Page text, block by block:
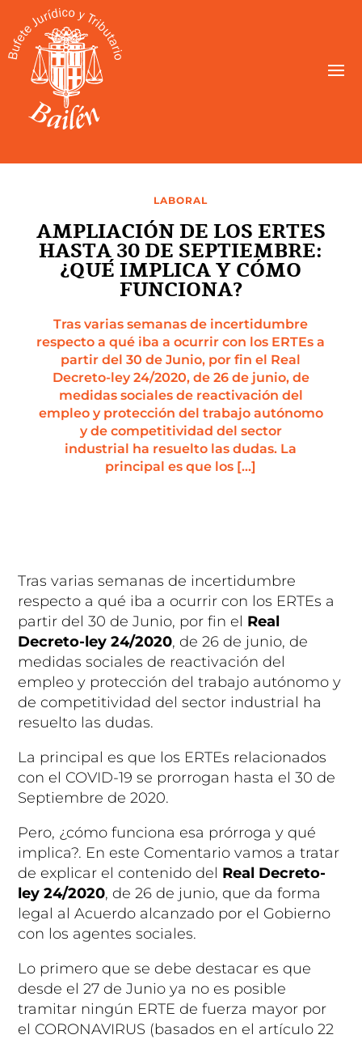
LABORAL
AMPLIACIÓN DE LOS ERTES
HASTA 30 DE SEPTIEMBRE:
¿QUÉ IMPLICA Y CÓMO
FUNCIONA?
Tras varias semanas de incertidumbre
respecto a qué iba a ocurrir con los ERTEs a
partir del 30 de Junio, por fin el Real
Decreto-ley 24/2020, de 26 de junio, de
medidas sociales de reactivación del
empleo y protección del trabajo autónomo
y de competitividad del sector
industrial ha resuelto las dudas. La
principal es que los […]
Tras varias semanas de incertidumbre
respecto a qué iba a ocurrir con los ERTEs a
partir del 30 de Junio, por fin el Real
Decreto-ley 24/2020, de 26 de junio, de
medidas sociales de reactivación del
empleo y protección del trabajo autónomo y
de competitividad del sector industrial ha
resuelto las dudas.
La principal es que los ERTEs relacionados
con el COVID-19 se prorrogan hasta el30 de
Septiembre de 2020.
Pero, ¿cómo funciona esa prórroga y qué
implica?. En este Comentario vamos a tratar
de explicar el contenido del Real Decreto-
ley 24/2020, de 26 de junio, que da forma
legal al Acuerdo alcanzado por el Gobierno
con los agentes sociales.
Lo primero que se debe destacar es que
desde el 27 de Junio ya no es posible
tramitar ningún ERTE de fuerza mayor por
el CORONAVIRUS (basados en el artículo 22